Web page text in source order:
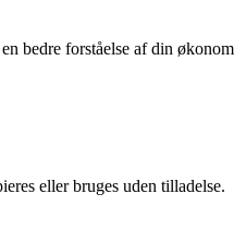
bedre forståelse af din
eller bruges uden tilladelse.